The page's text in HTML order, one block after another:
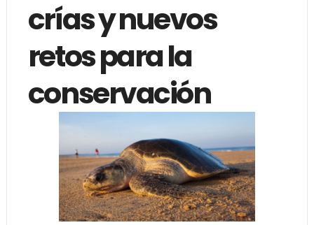
crías y nuevos
retos para la
conservación